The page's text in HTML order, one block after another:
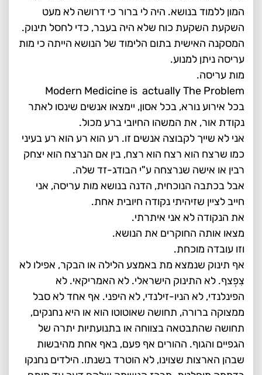
המון ללמוד בנושא. היה לי ברור כי דרושה לא מעט
השקעת השקעת כוח שלא היה בעבר, כדי לחסל תינוק.
המסקנה האישית בתום הלימוד של הנושא הייתה כי מות
עריסה ניתן למנוע.
מות עריסה.
Modern Medicine is actually The Problem
בכל אירוע נורא, בכל אסון, יימצאו אנשים שינסו לאתר
נקודת אור, את המשהו החיובי ברע מכול.
אני לא שייך לקבוצה אנשים זו. רע הוא רע הוא רע בעיני
כמו שרצח הוא רצח הוא רצח, בין אם הנרצח הוא יצחק
רבין או אישה שנרצחה ע"י הבודג-זד שלה.
אבל בכתבה הנוכחית, הדנה בנושא מות עריסה, אני
חייב לציין שזיהיתי נקודה חיובית אחת.
את הנקודה לא אני איתרתי.
מצאו אותה החוקרים את הנושא.
וזו עובדה מוכחת.
אף תינוק שנמצא מת באמצע הלילה או הבקר, אפילו לא
צִפְצף. לא התינוק הישראלי. לא האמריקאי. לא
הפינלנדי, לא הניו-זילנדי, לא היפני. אף אחד לא סבל
ממצוקה ברורה, תחושה שאוטוטו הוא או היא נחנקים,
תחושה שהתבטאה בצווחה או בתנועתיות יתרה של
הגפיים והגוף. ההורים אף פעם, באף אחת מהיבשות
שבהן הארצות שצוינו, לא הוטרד בשנתו. הילדים נחנקו